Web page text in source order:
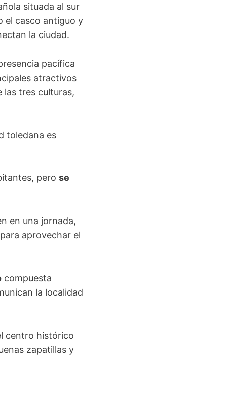
situada al sur
el casco antiguo y
la ciudad.
pacífica
atractivos
las tres culturas,
toledana es
pero se
en una jornada,
aprovechar el
compuesta
la localidad
centro histórico
zapatillas y